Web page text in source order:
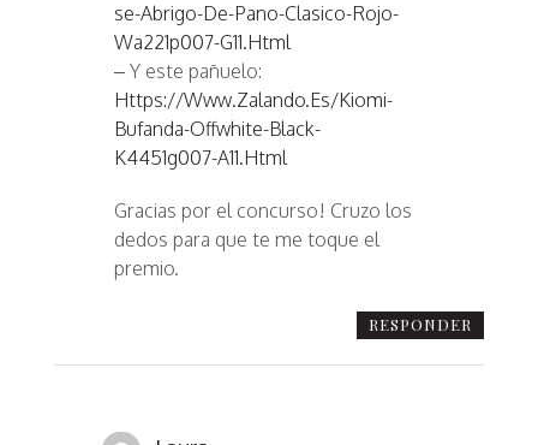
Se-Abrigo-De-Pano-Clasico-Rojo-
Wa221p007-G11.html
– Y este pañuelo:
Https://www.zalando.es/kiomi-
Bufanda-Offwhite-Black-
K4451g007-A11.html
Gracias por el concurso! Cruzo los
dedos para que te me toque el
premio.
RESPONDER